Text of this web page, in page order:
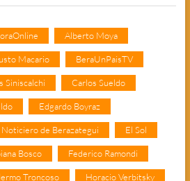
Alberto Moya
Macario BeraUnPaisTV
Siniscalchi Carlos Sueldo
Edgardo Boyraz
Noticiero de Berazategui El Sol
Bosco Federico Ramondi
Troncoso Horacio Verbitsky